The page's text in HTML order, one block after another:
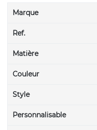
Marque
Ref.
Matière
Couleur
Style
Personnalisable